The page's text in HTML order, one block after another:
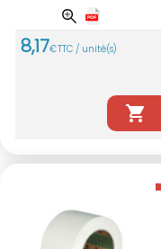
8,17€TTC / unité(s)